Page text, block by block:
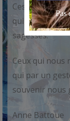
Ces
qui ont déjà
sagesses.
Ceux qui nous
qui par un
souvenir nous
Anne Battoue